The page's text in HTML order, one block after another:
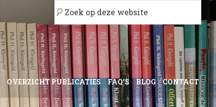
Zoek
op
deze
website
OVERZICHT PUBLICATIES FAQ’S BLOG CONTACT